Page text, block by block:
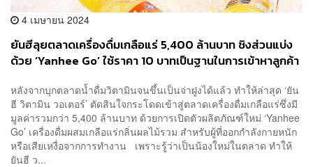
4 เมษายน 2024
ยันฮีลุยตลาดเครื่องดื่มเกลือแร่ 5,400 ล้านบาท ชิงส่วนแบ่ง
ด้วย ‘Yanhee Go’ ใช้ราคา 10 บาทเป็นฐานในการเข้าหาลูกค้า
หลังจากบุกตลาดน้ำดื่มวิตามินจนขึ้นเป็นจ่าฝูงได้แล้ว ทำให้ล่าสุด ‘ยัน
ฮี วิตามิน วอเตอร์’ ตัดสินใจกระโดดเข้าสู่ตลาดเครื่องดื่มเกลือแร่ซึ่งมี
มูลค่ารวมกว่า 5,400 ล้านบาท ด้วยการเปิดตัวผลิตภัณฑ์ใหม่ ‘Yanhee
Go’ เครื่องดื่มผสมเกลือแร่กลิ่นผลไม้รวม สำหรับผู้ที่ออกกำลังกายหนัก
หรือเสียเหงื่อจากการทำงาน เพราะรู้ว่าเป็นน้องใหม่ในตลาด ทำให้
ยันฮี ว...